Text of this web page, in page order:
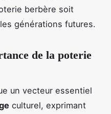
berbère soit
générations futures.
de la poterie
un vecteur essentiel
culturel, exprimant